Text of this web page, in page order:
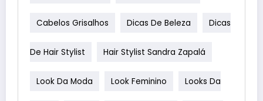
Cabelos Grisalhos Dicas De Beleza Dicas
De Hair Stylist Hair Stylist Sandra Zapalá
Look Da Moda Look Feminino Looks Da